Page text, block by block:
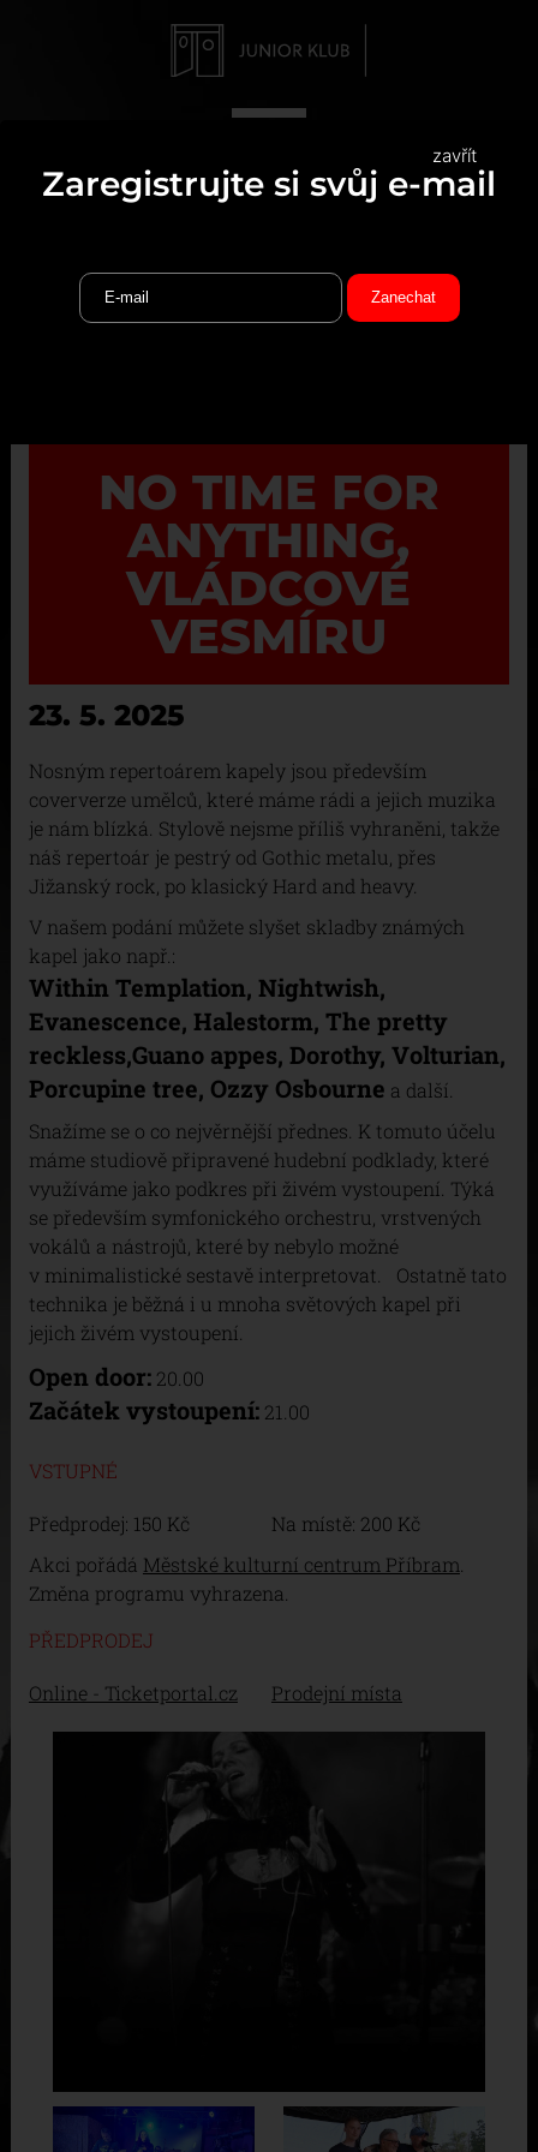
NO TIME FOR
ANYTHING,
VLÁDCOVÉ
VESMÍRU
23. 5. 2025
Nosným repertoárem kapely jsou především
coververze umělců, které máme rádi a jejich muzika
je nám blízká. Stylově nejsme příliš vyhraněni, takže
náš repertoár je pestrý od Gothic metalu, přes
Jižanský rock, po klasický Hard and heavy.
V našem podání můžete slyšet skladby známých
kapel jako např.:
Within Templation, Nightwish,
Evanescence, Halestorm, The pretty
reckless,Guano appes, Dorothy, Volturian,
Porcupine tree, Ozzy Osbourne a další.
Snažíme se o co nejvěrnější přednes. K tomuto účelu
máme studiově připravené hudební podklady, které
využíváme jako podkres při živém vystoupení. Týká
se především symfonického orchestru, vrstvených
vokálů a nástrojů, které by nebylo možné
v minimalistické sestavě interpretovat. Ostatně tato
technika je běžná i u mnoha světových kapel při
jejich živém vystoupení.
Open door:20.00
Začátek vystoupení:21.00
VSTUPNÉ
Předprodej: 150 Kč Na místě: 200 Kč
Akci pořádá Městské kulturní centrum Příbram
Změna programu vyhrazena.
PŘEDPRODEJ
Online - Ticketportal.cz Prodejní místa
zavřít
Zaregistrujte si svůj e-mail